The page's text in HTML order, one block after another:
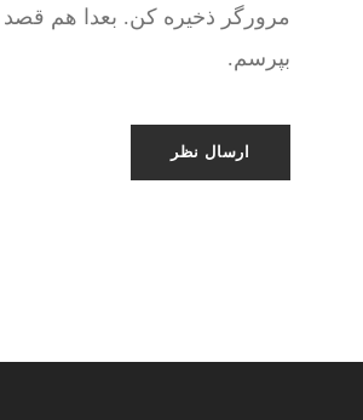
مرورگر ذخیره کن. بعدا هم
بپرسم.